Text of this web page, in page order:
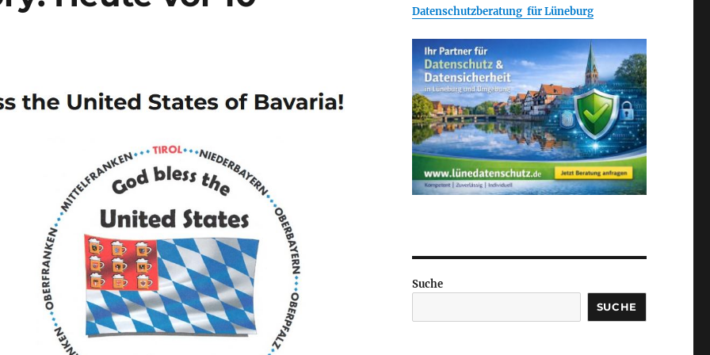
Datenschutzberatung für Lüneburg
Suche
SUCHE